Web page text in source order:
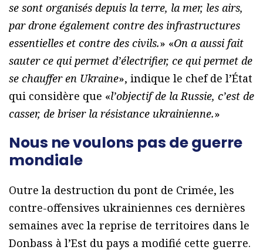
se sont organisés depuis la terre, la mer, les airs,
par drone également contre des infrastructures
essentielles et contre des civils.» «On a aussi fait
sauter ce qui permet d’électrifier, ce qui permet de
se chauffer en Ukraine», indique le chef de l’État
qui considère que «l’objectif de la Russie, c’est de
casser, de briser la résistance ukrainienne.»
Nous ne voulons pas de guerre
mondiale
Outre la destruction du pont de Crimée, les
contre-offensives ukrainiennes ces dernières
semaines avec la reprise de territoires dans le
Donbass à l’Est du pays a modifié cette guerre.